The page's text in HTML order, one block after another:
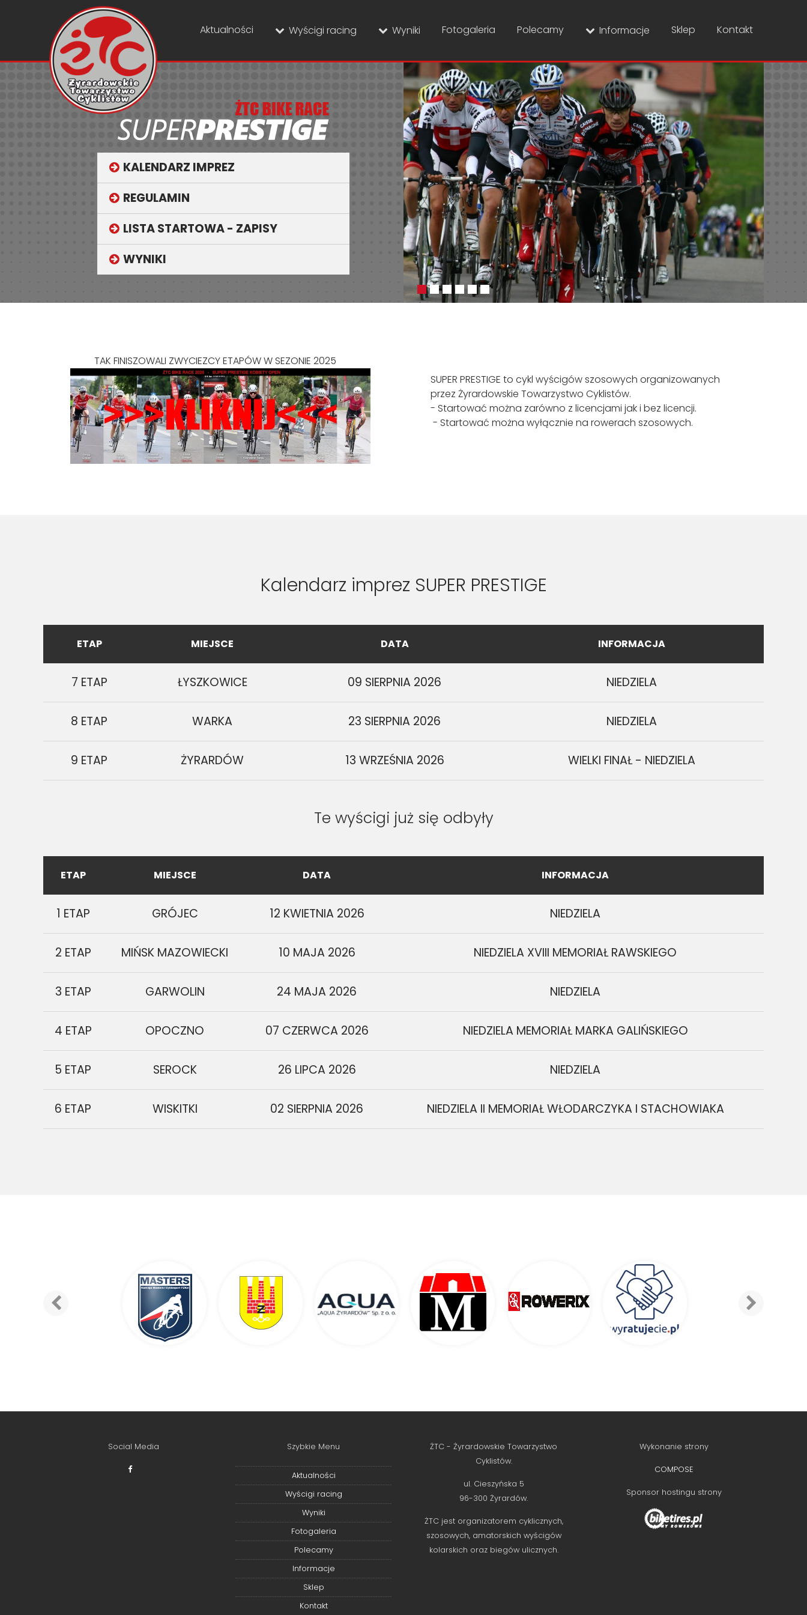
Aktualności Wyścigi racing Wyniki Fotogaleria Polecamy Informacje Sklep Kontakt
KALENDARZ IMPREZ
REGULAMIN
LISTA STARTOWA - ZAPISY
WYNIKI
TAK FINISZOWALI ZWYCIEZCY ETAPÓW W SEZONIE 2025
SUPER PRESTIGE to cykl wyścigów szosowych organizowanych
przez Żyrardowskie Towarzystwo Cyklistów.
- Startować można zarówno z licencjami jak i bez licencji.
- Startować można wyłącznie na rowerach szosowych.
Kalendarz imprez SUPER PRESTIGE
ETAP MIEJSCE DATA INFORMACJA
7 ETAP ŁYSZKOWICE 09 SIERPNIA 2026 NIEDZIELA
8 ETAP WARKA 23 SIERPNIA 2026 NIEDZIELA
9 ETAP ŻYRARDÓW 13 WRZEŚNIA 2026 WIELKI FINAŁ - NIEDZIELA
Te wyścigi już się odbyły
ETAP MIEJSCE DATA INFORMACJA
1 ETAP GRÓJEC 12 KWIETNIA 2026 NIEDZIELA
2 ETAP MIŃSK MAZOWIECKI 10 MAJA 2026 NIEDZIELA XVIII MEMORIAŁ RAWSKIEGO
3 ETAP GARWOLIN 24 MAJA 2026 NIEDZIELA
4 ETAP OPOCZNO 07 CZERWCA 2026 NIEDZIELA MEMORIAŁ MARKA GALIŃSKIEGO
5 ETAP SEROCK 26 LIPCA 2026 NIEDZIELA
6 ETAP WISKITKI 02 SIERPNIA 2026 NIEDZIELA II MEMORIAŁ WŁODARCZYKA I STACHOWIAKA
Social Media Szybkie Menu
Aktualności
Wyścigi racing
Wyniki
Fotogaleria
Polecamy
Informacje
Sklep
Kontakt
ŻTC - Żyrardowskie Towarzystwo
Cyklistów.
ul. Cieszyńska 5
96-300 Żyrardów.
ŻTC jest organizatorem cyklicznych,
szosowych, amatorskich wyścigów
kolarskich oraz biegów ulicznych.
Wykonanie strony
COMPOSE
Sponsor hostingu strony